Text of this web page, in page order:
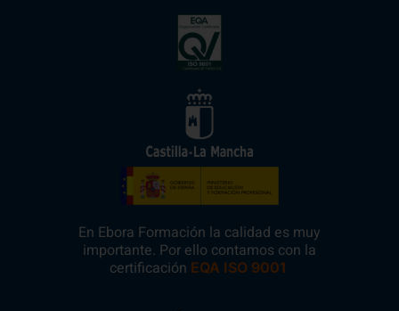
En Ebora Formación la calidad es muy
importante. Por ello contamos con la
certificación EQA ISO 9001